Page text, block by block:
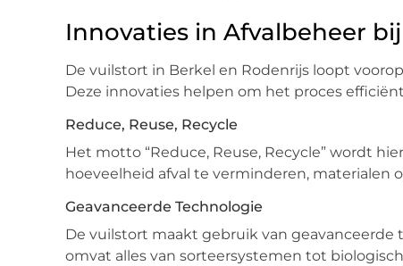
Innovaties in Afvalbeheer
De vuilstort in Berkel en Rodenrijs loopt
Deze innovaties helpen om het proces
Reduce, Reuse, Recycle
Het motto “Reduce, Reuse, Recycle” wordt
hoeveelheid afval te verminderen,
Geavanceerde Technologie
De vuilstort maakt gebruik van
omvat alles van sorteersystemen tot